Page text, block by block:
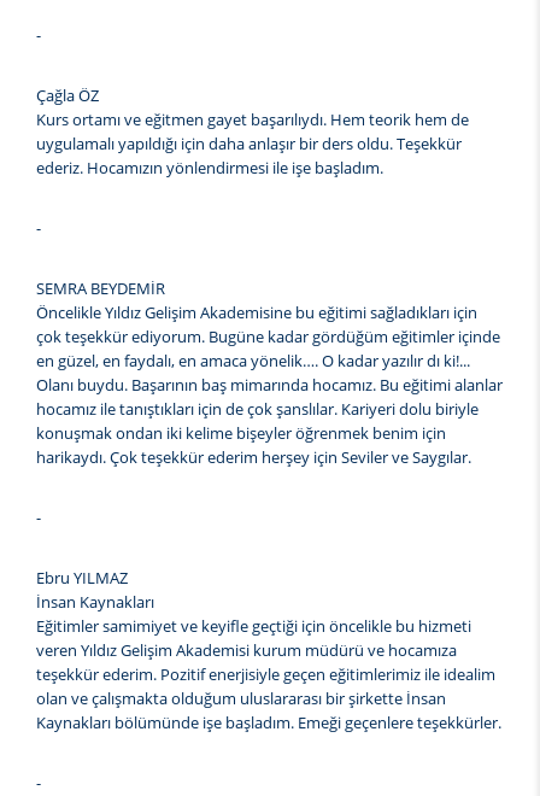
-
Çağla ÖZ
Kurs ortamı ve eğitmen gayet başarılıydı. Hem teorik hem de
uygulamalı yapıldığı için daha anlaşır bir ders oldu. Teşekkür
ederiz. Hocamızın yönlendirmesi ile işe başladım.
-
SEMRA BEYDEMİR
Öncelikle Yıldız Gelişim Akademisine bu eğitimi sağladıkları için
çok teşekkür ediyorum. Bugüne kadar gördüğüm eğitimler içinde
en güzel, en faydalı, en amaca yönelik…. O kadar yazılır dı ki!...
Olanı buydu. Başarının baş mimarında hocamız. Bu eğitimi alanlar
hocamız ile tanıştıkları için de çok şanslılar. Kariyeri dolu biriyle
konuşmak ondan iki kelime bişeyler öğrenmek benim için
harikaydı. Çok teşekkür ederim herşey için Seviler ve Saygılar.
-
Ebru YILMAZ
İnsan Kaynakları
Eğitimler samimiyet ve keyifle geçtiği için öncelikle bu hizmeti
veren Yıldız Gelişim Akademisi kurum müdürü ve hocamıza
teşekkür ederim. Pozitif enerjisiyle geçen eğitimlerimiz ile idealim
olan ve çalışmakta olduğum uluslararası bir şirkette İnsan
Kaynakları bölümünde işe başladım. Emeği geçenlere teşekkürler.
-